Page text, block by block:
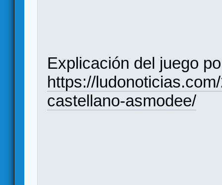
Explicación del juego
https://
castellano-asmodee/